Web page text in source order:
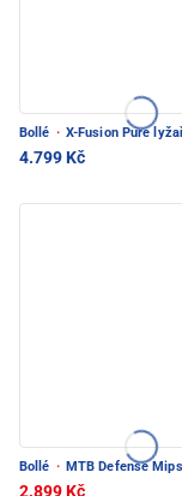
Bollé · X-Fusion Pure
4.799 Kč
Bollé · MTB Defense
2.899 Kč